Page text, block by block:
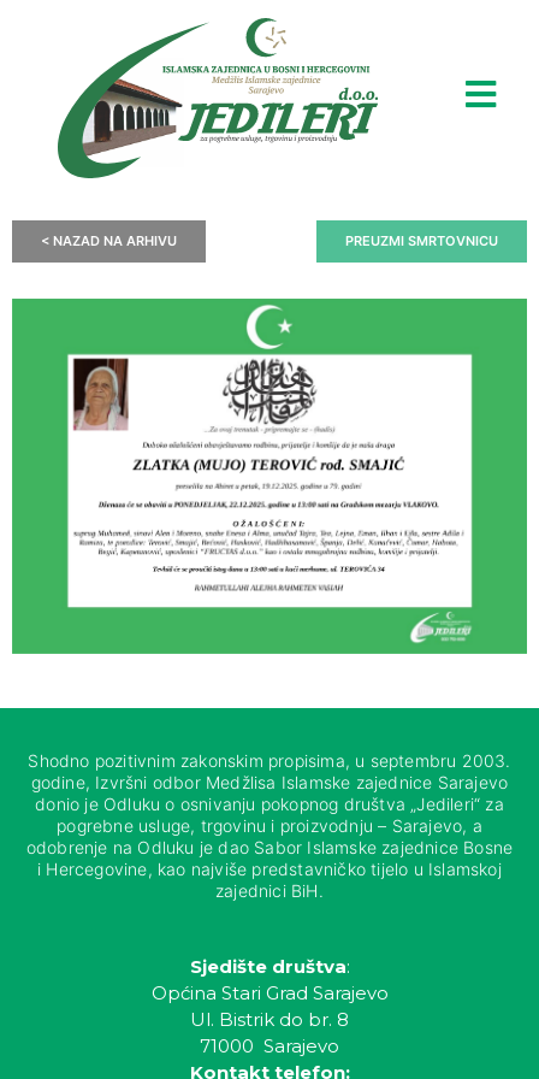
< NAZAD NA ARHIVU PREUZMI SMRTOVNICU
Shodno pozitivnim zakonskim propisima, u septembru 2003.
godine, Izvršni odbor Medžlisa Islamske zajednice Sarajevo
donio je Odluku o osnivanju pokopnog društva „Jedileri“ za
pogrebne usluge, trgovinu i proizvodnju – Sarajevo, a
odobrenje na Odluku je dao Sabor Islamske zajednice Bosne
i Hercegovine, kao najviše predstavničko tijelo u Islamskoj
zajednici BiH.
Sjedište društva:
Općina Stari Grad Sarajevo
Ul. Bistrik do br. 8
71000 Sarajevo
Kontakt telefon: